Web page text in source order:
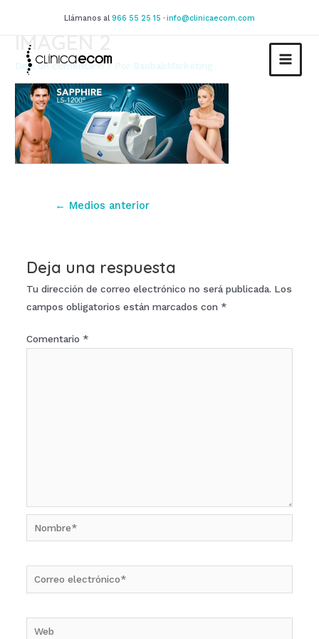
contenido
Llámanos al966 55 25 15 · info@clinicaecom.com
MAIN
IMAGEN 2
Deja un comentario / Por BaobabMarketing
Navegación
← Medios anterior
Deja una respuesta
Tu dirección de correo electrónico no será publicada. Los
campos obligatorios están marcados con *
Comentario *
Nombre*
electrónico*